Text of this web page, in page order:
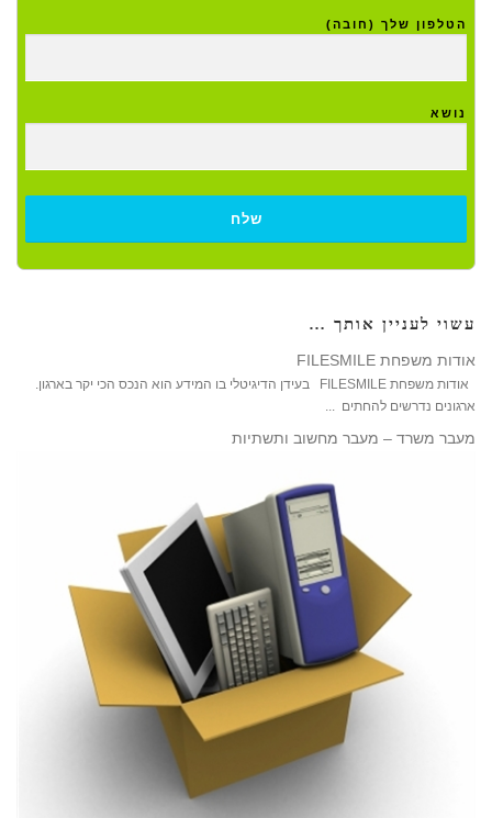
הטלפון שלך (חובה)
נושא
עשוי לעניין אותך …
אודות משפחת FILESMILE
אודות משפחת FILESMILE בעידן הדיגיטלי בו המידע הוא הנכס הכי יקר בארגון.
ארגונים נדרשים להחתים ...
מעבר משרד – מעבר מחשוב ותשתיות